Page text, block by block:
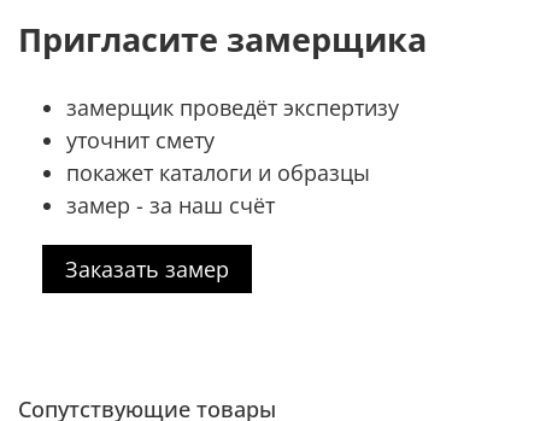
Пригласите замерщика
замерщик проведёт экспертизу
уточнит смету
покажет каталоги и образцы
замер - за наш счёт
Заказать замер
Сопутствующие товары